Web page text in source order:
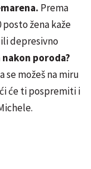
Prema
žena kaže
depresivno
poroda?
možeš na miru
će ti pospremiti i